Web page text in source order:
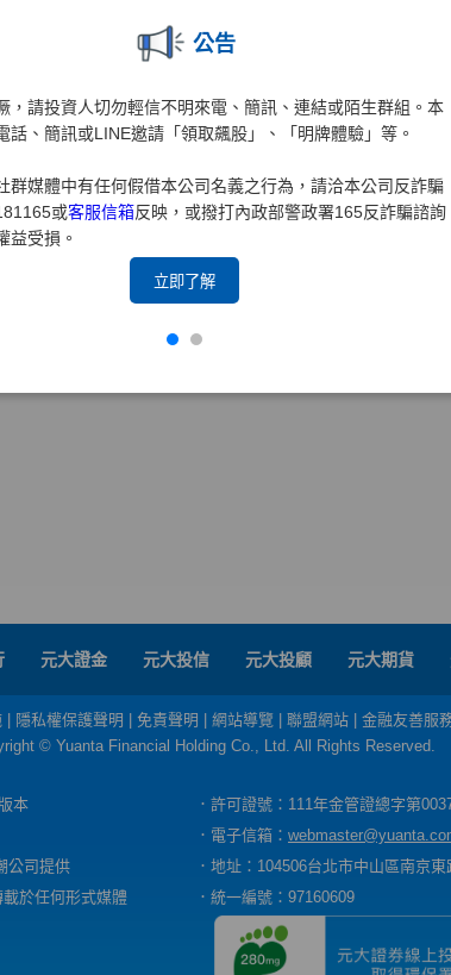
公告
，請投資人切勿輕信不明來電、簡訊、連結或陌生群組。本
話、簡訊或LINE邀請「領取飆股」、「明牌體驗」等。
群媒體中有任何假借本公司名義之行為，請洽本公司反詐騙
或客服信箱反映，或撥打內政部警政署165反詐騙諮詢
益受損。
立即了解
元大證金 元大投信 元大投顧 元大期貨
隱私權保護聲明 免責聲明 網站導覽 聯盟網站
金融友善服
© Yuanta Financial Holding Co., Ltd. All Rights Reserved.
本
．許可證號：111年金管證總字第
．電子信箱：
公司提供
．地址：104506台北市中山區南京
於任何形式媒體
．統一編號：97160609